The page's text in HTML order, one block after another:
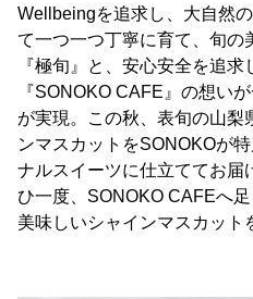
Wellbeingを追求し、大自然
て一つ一つ丁寧に育て、旬の
『極旬』と、安心安全を追
『SONOKO CAFE』の想い
が実現。この秋、表旬の山梨
ンマスカットをSONOKOが
ナルスイーツに仕立ててお届
ひ一度、SONOKO CAFEへ
美味しいシャインマスカット